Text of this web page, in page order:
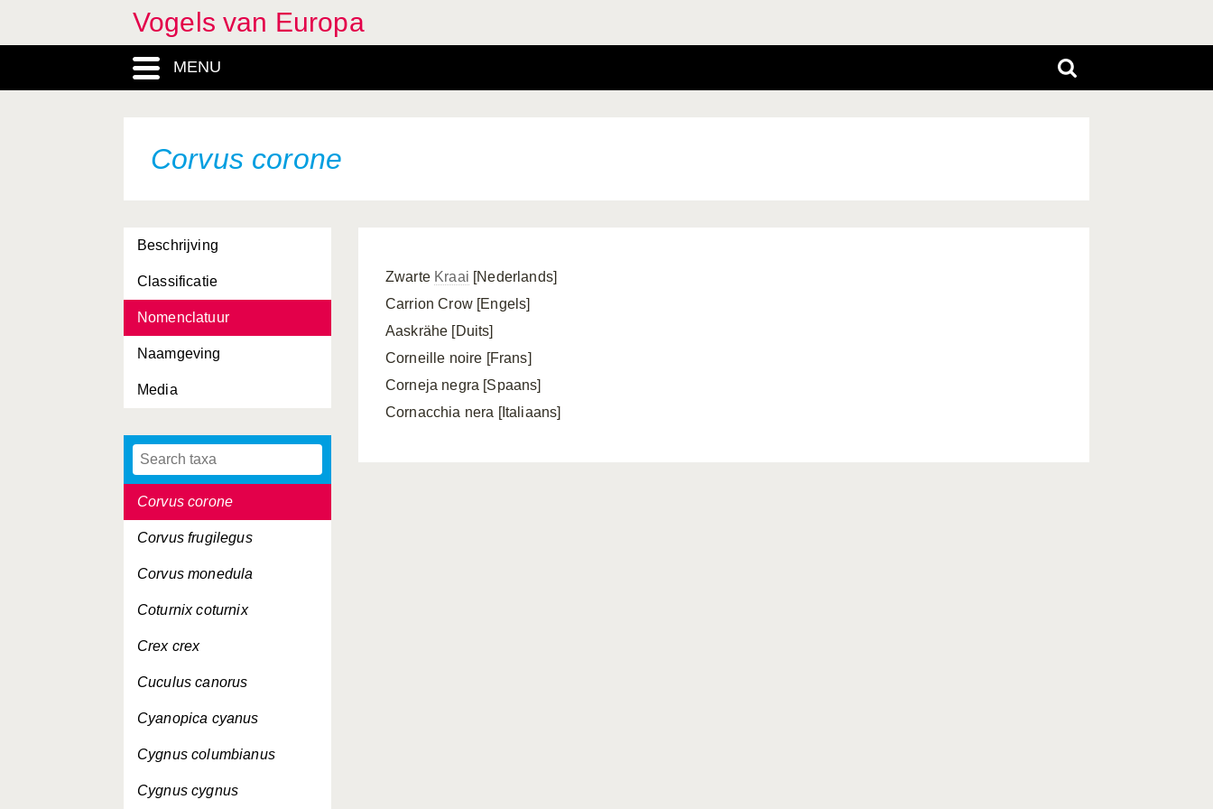
Vogels van Europa
MENU
Corvus corone
Beschrijving
Classificatie
Nomenclatuur
Naamgeving
Media
Circus cyaneus
Circus macrourus
Circus pygargus
Clamator glandarius
coccothraustes
Columba livia
Columba oenas
Columba palumbus
Coracias garrulus
Corvus cornix
Corvus corone
Corvus frugilegus
Corvus monedula
Coturnix coturnix
Crex crex
Cuculus canorus
Cyanopica cyanus
Cygnus columbianus
Cygnus cygnus
Zwarte Kraai [Nederlands]
Carrion Crow [Engels]
Aaskrähe [Duits]
Corneille noire [Frans]
Corneja negra [Spaans]
Cornacchia nera [Italiaans]